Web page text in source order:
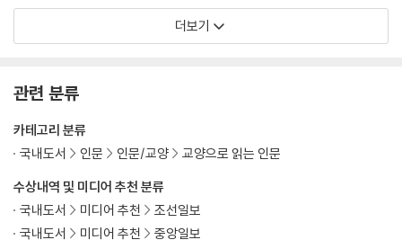
더보기
관련 분류
수상내역 및 미디어 추천 분류
국내도서
미디어 추천
조선일보
국내도서
미디어 추천 중앙일보
카테고리 분류
국내도서
인문 인문/교양 교양으로 읽는 인문